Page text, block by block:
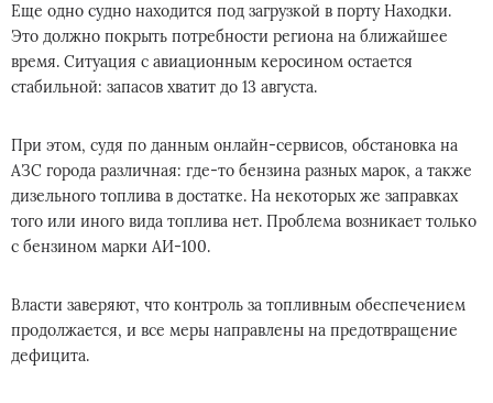
Еще одно судно находится под загрузкой в порту Находки.
Это должно покрыть потребности региона на ближайшее
время. Ситуация с авиационным керосином остается
стабильной: запасов хватит до 13 августа.
При этом, судя по данным онлайн-сервисов, обстановка на
АЗС города различная: где-то бензина разных марок, а также
дизельного топлива в достатке. На некоторых же заправках
того или иного вида топлива нет. Проблема возникает только
с бензином марки АИ-100.
Власти заверяют, что контроль за топливным обеспечением
продолжается, и все меры направлены на предотвращение
дефицита.